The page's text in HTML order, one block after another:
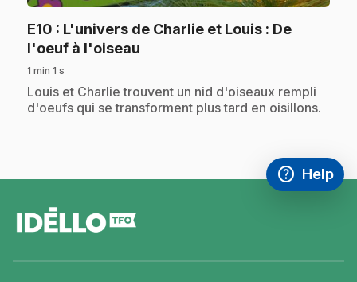
E10 : L'univers de Charlie et Louis : De
l'oeuf à l'oiseau
1 min 1 s
.Louis et Charlie trouvent un nid d'oiseaux rempli
d'oeufs qui se transforment plus tard en oisillons.
help
Access
Help
,This link